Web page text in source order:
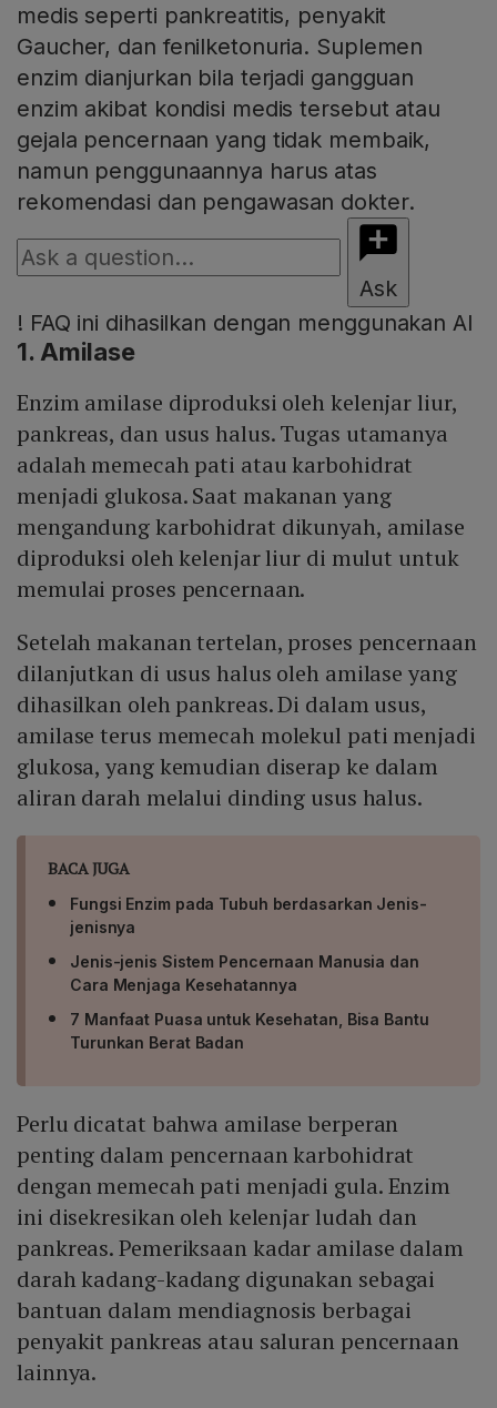
medis seperti pankreatitis, penyakit
Gaucher, dan fenilketonuria. Suplemen
enzim dianjurkan bila terjadi gangguan
enzim akibat kondisi medis tersebut atau
gejala pencernaan yang tidak membaik,
namun penggunaannya harus atas
rekomendasi dan pengawasan dokter.
Ask
! FAQ ini dihasilkan dengan menggunakan AI
1. Amilase
Enzim amilase diproduksi oleh kelenjar liur,
pankreas, dan usus halus. Tugas utamanya
adalah memecah pati atau karbohidrat
menjadi glukosa. Saat makanan yang
mengandung karbohidrat dikunyah, amilase
diproduksi oleh kelenjar liur di mulut untuk
memulai proses pencernaan.
Setelah makanan tertelan, proses pencernaan
dilanjutkan di usus halus oleh amilase yang
dihasilkan oleh pankreas. Di dalam usus,
amilase terus memecah molekul pati menjadi
glukosa, yang kemudian diserap ke dalam
aliran darah melalui dinding usus halus.
BACA JUGA
Fungsi Enzim pada Tubuh berdasarkan Jenis-
jenisnya
Jenis-jenis Sistem Pencernaan Manusia dan
Cara Menjaga Kesehatannya
7 Manfaat Puasa untuk Kesehatan, Bisa Bantu
Turunkan Berat Badan
Perlu dicatat bahwa amilase berperan
penting dalam pencernaan karbohidrat
dengan memecah pati menjadi gula. Enzim
ini disekresikan oleh kelenjar ludah dan
pankreas. Pemeriksaan kadar amilase dalam
darah kadang-kadang digunakan sebagai
bantuan dalam mendiagnosis berbagai
penyakit pankreas atau saluran pencernaan
lainnya.